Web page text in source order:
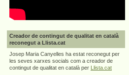
Creador de contingut de qualitat en català
reconegut a Llista.cat
Josep Maria Canyelles ha estat reconegut per
les seves xarxes socials com a creador de
contingut de qualitat en català per
Llista.cat